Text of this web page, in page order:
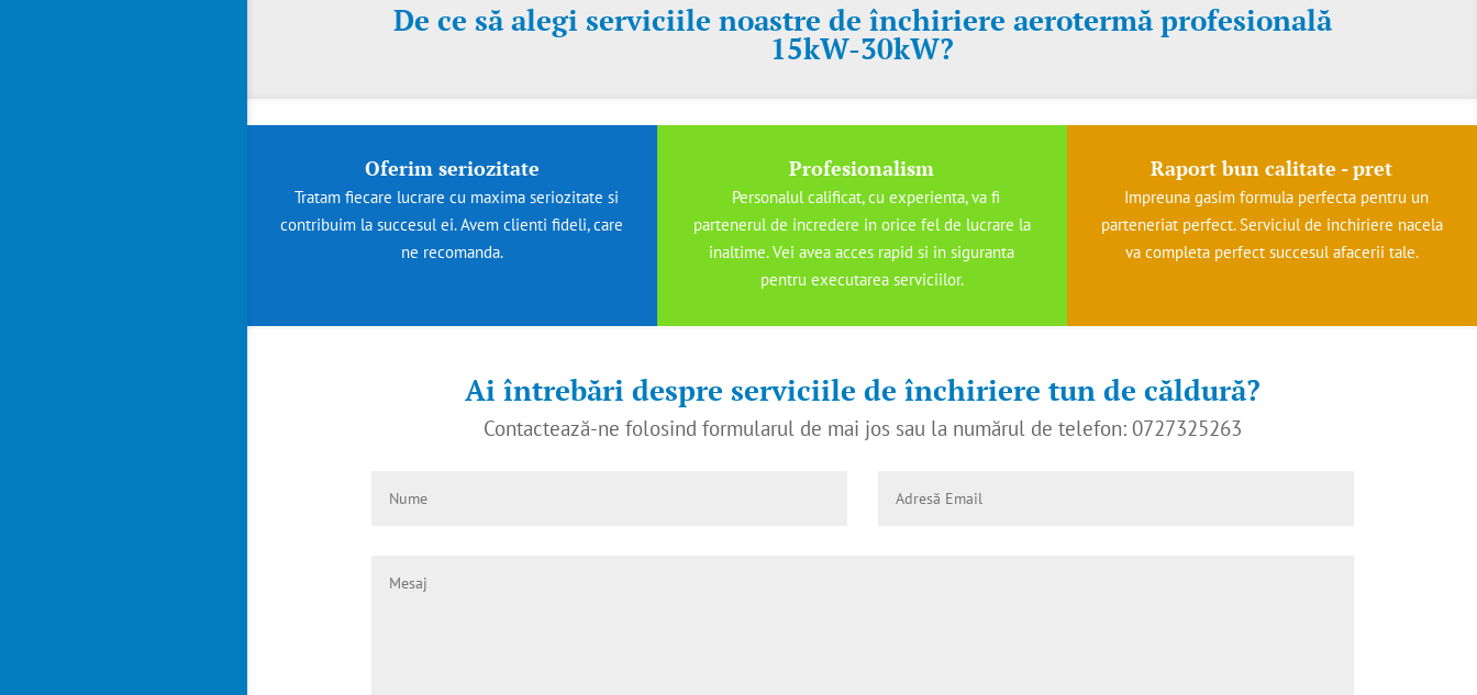
De ce să alegi serviciile noastre de închiriere aerotermă profesională
15kW-30kW?
Oferim seriozitate
Tratam fiecare lucrare cu maxima seriozitate si
contribuim la succesul ei. Avem clienti fideli, care
ne recomanda.
Profesionalism
Personalul calificat, cu experienta, va fi
partenerul de incredere in orice fel de lucrare la
inaltime. Vei avea acces rapid si in siguranta
pentru executarea serviciilor.
Raport bun calitate - pret
Impreuna gasim formula perfecta pentru un
parteneriat perfect. Serviciul de inchiriere nacela
va completa perfect succesul afacerii tale.
Ai întrebări despre serviciile de închiriere tun de căldură?
Contactează-ne folosind formularul de mai jos sau la numărul de telefon: 0727325263